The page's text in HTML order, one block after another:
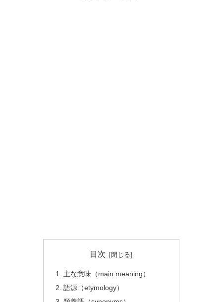
目次
主な意味（main meaning）
語源（etymology）